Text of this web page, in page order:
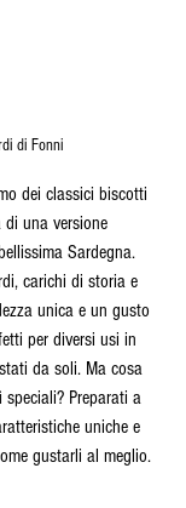
di Fonni
dei classici biscotti
una versione
Sardegna.
carichi di storia e
unica e un gusto
per diversi usi in
da soli. Ma cosa
Preparati a
uniche e
gustarli al meglio.